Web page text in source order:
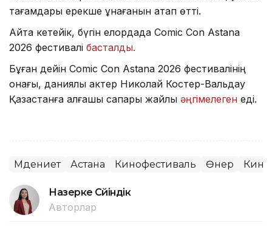
тағамдары ерекше ұнағанын атап өтті.
Айта кетейік, бүгін елордада Comic Con Astana
2026 фестивалі басталды.
Бұған дейін Comic Con Astana 2026 фестивалінің
қонағы, даниялық актер Николай Костер-Вальдау
Қазақстанға алғашқы сапары жайлы әңгімелеген еді.
Мәдениет Астана Кинофестиваль Өнер Кино
Назерке Сүйіндік
Авторлар